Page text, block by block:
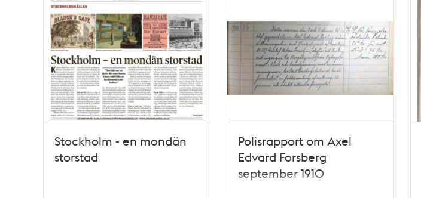
Stockholm - en mondän
storstad
Polisrapport om Axel
Edvard Forsberg
september 1910